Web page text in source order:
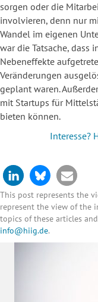
sorgen oder die
involvieren, denn nur
Wandel im eigenen
war die Tatsache, dass
Nebeneffekte
Veränderungen
geplant waren.
mit Startups für
bieten können.
Interesse?
This post represents the
represent the view of the
topics of these articles
info@hiig.de.